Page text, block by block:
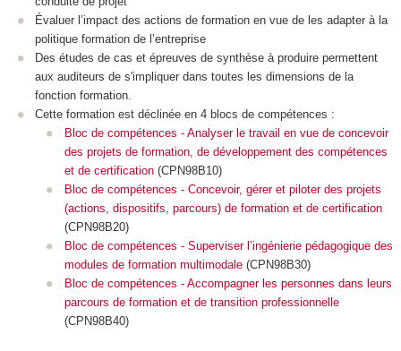
Évaluer l’impact des actions de formation en vue de les adapter à la
politique formation de l’entreprise
Des études de cas et épreuves de synthèse à produire permettent
aux auditeurs de s'impliquer dans toutes les dimensions de la
fonction formation.
Cette formation est déclinée en 4 blocs de compétences :
Bloc de compétences - Analyser le travail en vue de concevoir
des projets de formation, de développement des compétences
et de certification(CPN98B10)
Bloc de compétences - Concevoir, gérer et piloter des projets
(actions, dispositifs, parcours) de formation et de certification
(CPN98B20)
Bloc de compétences - Superviser l’ingénierie pédagogique des
modules de formation multimodale(CPN98B30)
Bloc de compétences - Accompagner les personnes dans leurs
parcours de formation et de transition professionnelle
(CPN98B40)